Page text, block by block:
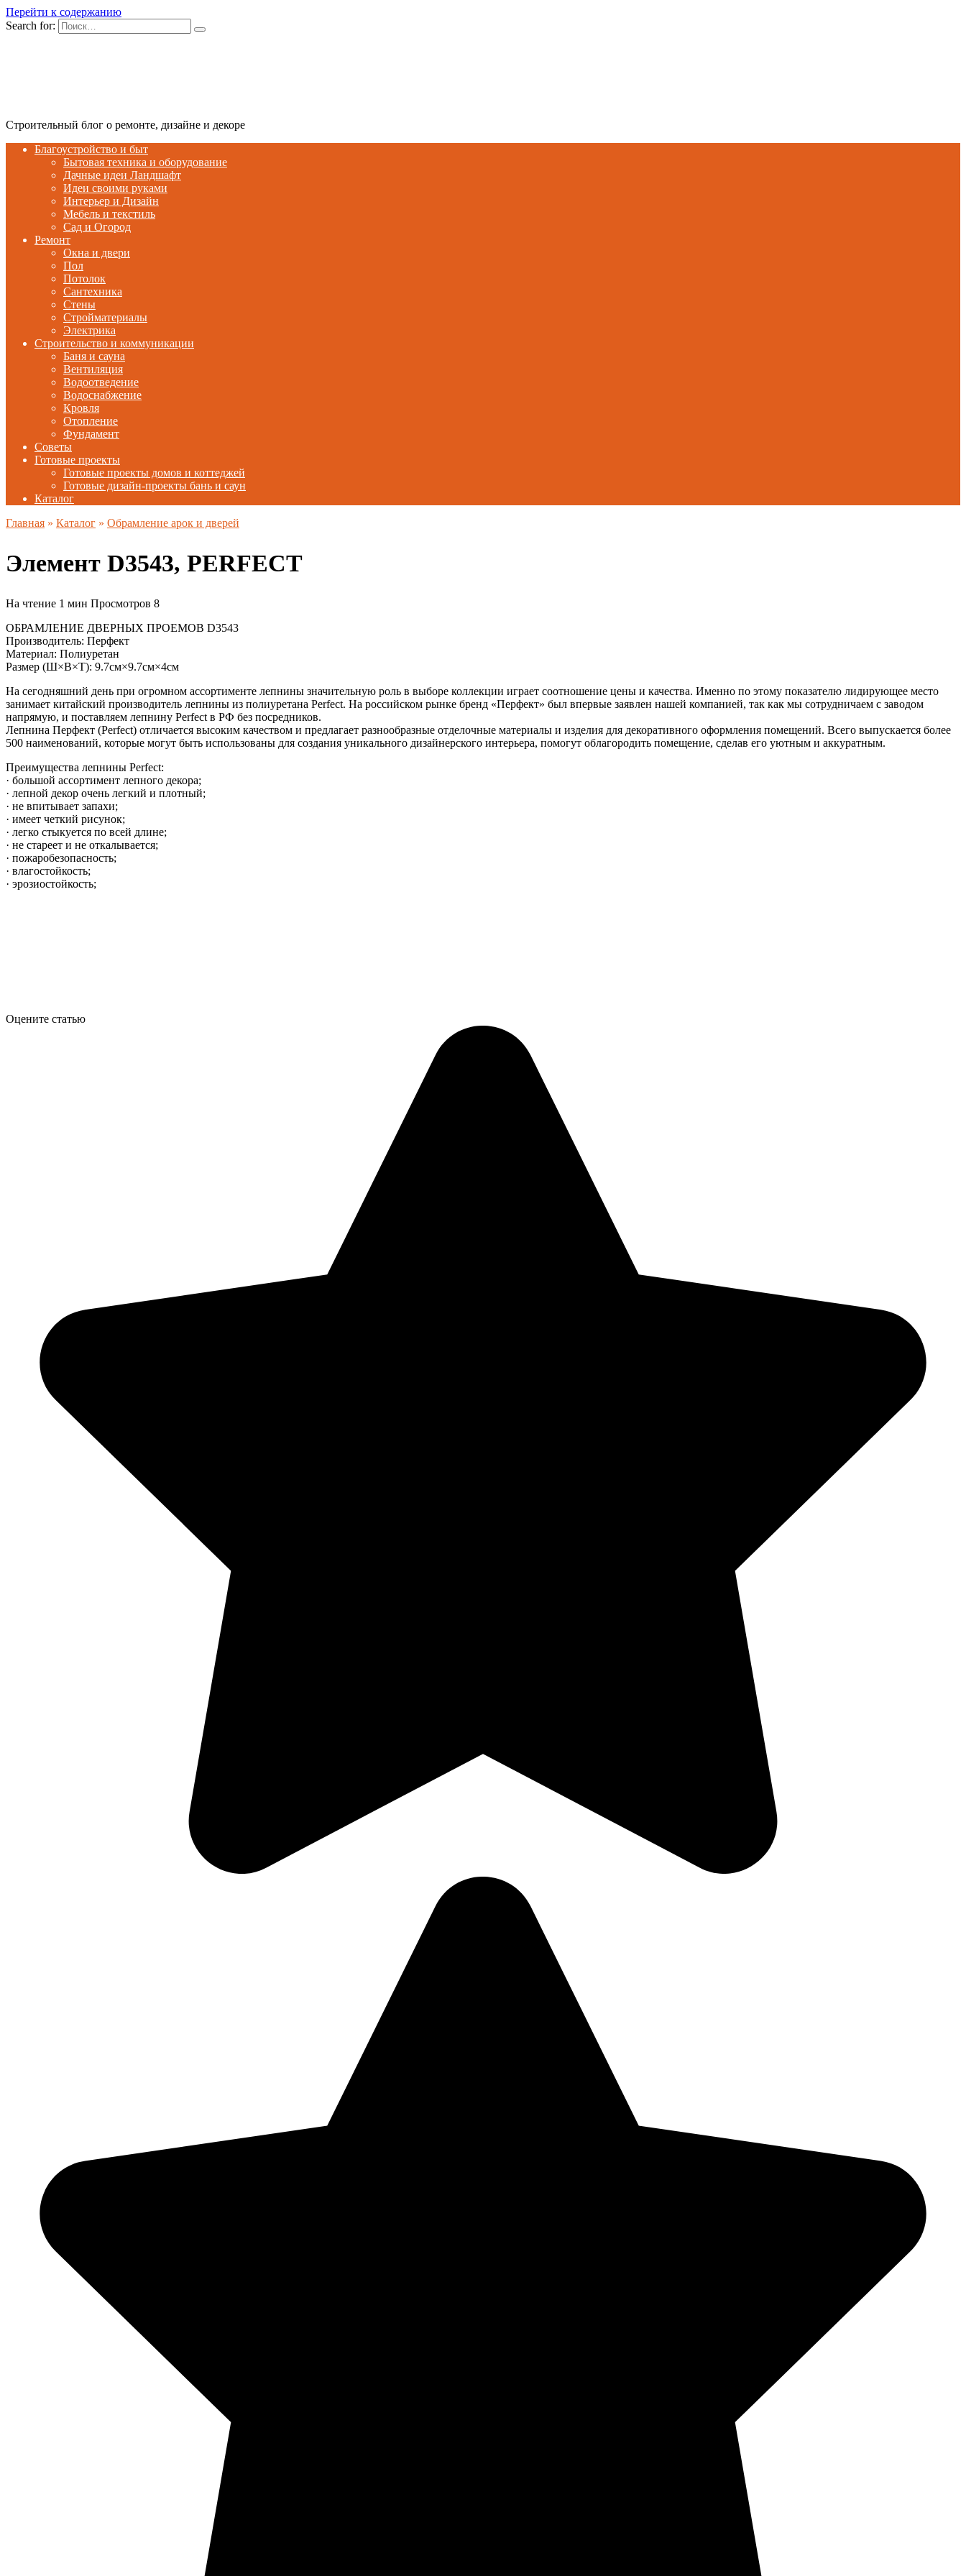
Перейти к содержанию
Search for:
Строительный блог о ремонте, дизайне и декоре
Благоустройство и быт
Бытовая техника и оборудование
Дачные идеи Ландшафт
Идеи своими руками
Интерьер и Дизайн
Мебель и текстиль
Сад и Огород
Ремонт
Окна и двери
Пол
Потолок
Сантехника
Стены
Стройматериалы
Электрика
Строительство и коммуникации
Баня и сауна
Вентиляция
Водоотведение
Водоснабжение
Кровля
Отопление
Фундамент
Советы
Готовые проекты
Готовые проекты домов и коттеджей
Готовые дизайн-проекты бань и саун
Каталог
Главная » Каталог » Обрамление арок и дверей
Элемент D3543, PERFECT
На чтение 1 мин Просмотров 8
ОБРАМЛЕНИЕ ДВЕРНЫХ ПРОЕМОВ D3543
Производитель: Перфект
Материал: Полиуретан
Размер (Ш×В×Т): 9.7см×9.7см×4см
На сегодняшний день при огромном ассортименте лепнины значительную роль в выборе коллекции играет соотношение цены и качества. Именно по этому показателю лидирующее место
занимает китайский производитель лепнины из полиуретана Perfect. На российском рынке бренд «Перфект» был впервые заявлен нашей компанией, так как мы сотрудничаем с заводом
напрямую, и поставляем лепнину Perfect в РФ без посредников.
Лепнина Перфект (Perfect) отличается высоким качеством и предлагает разнообразные отделочные материалы и изделия для декоративного оформления помещений. Всего выпускается более
500 наименований, которые могут быть использованы для создания уникального дизайнерского интерьера, помогут облагородить помещение, сделав его уютным и аккуратным.
Преимущества лепнины Perfect:
· большой ассортимент лепного декора;
· лепной декор очень легкий и плотный;
· не впитывает запахи;
· имеет четкий рисунок;
· легко стыкуется по всей длине;
· не стареет и не откалывается;
· пожаробезопасность;
· влагостойкость;
· эрозиостойкость;
Оцените статью